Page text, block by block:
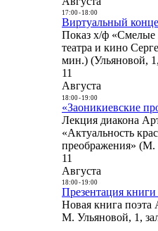
17:00- 18:00
Виртуальный
Показ х/ф «Смелые
театра и кино
мин.) (Ульяновой,
11
Августа
18:00- 19:00
«Заоникиевские
Лекция диакона
«Актуальность
преображения» (М.
11
Августа
18:00- 19:00
Презентация
Новая книга поэта
М. Ульяновой, 1,